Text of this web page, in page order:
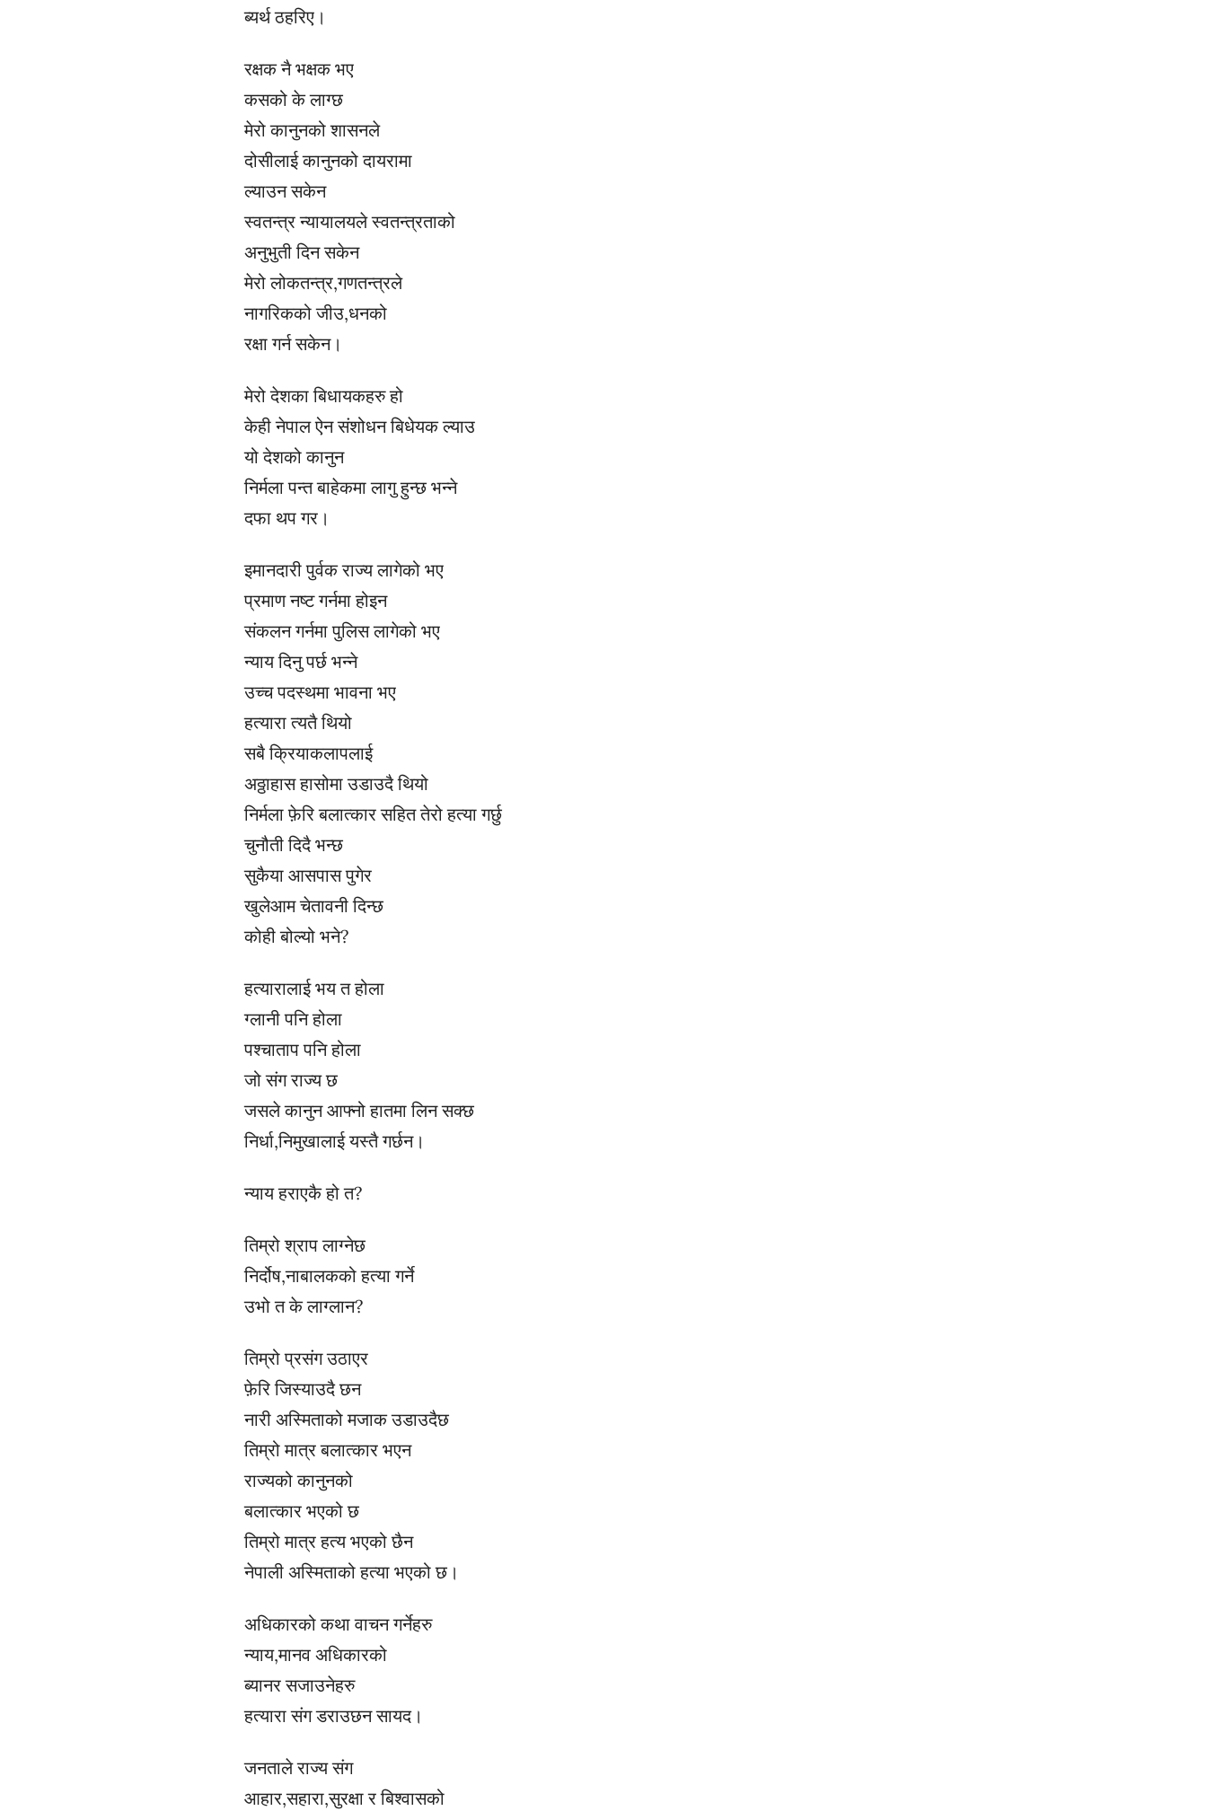
ब्यर्थ ठहरिए।
रक्षक नै भक्षक भए
कसको के लाग्छ
मेरो कानुनको शासनले
दोसीलाई कानुनको दायरामा
ल्याउन सकेन
स्वतन्त्र न्यायालयले स्वतन्त्रताको
अनुभुती दिन सकेन
मेरो लोकतन्त्र,गणतन्त्रले
नागरिकको जीउ,धनको
रक्षा गर्न सकेन।
मेरो देशका बिधायकहरु हो
केही नेपाल ऐन संशोधन बिधेयक ल्याउ
यो देशको कानुन
निर्मला पन्त बाहेकमा लागु हुन्छ भन्ने
दफा थप गर।
इमानदारी पुर्वक राज्य लागेको भए
प्रमाण नष्ट गर्नमा होइन
संकलन गर्नमा पुलिस लागेको भए
न्याय दिनु पर्छ भन्ने
उच्च पदस्थमा भावना भए
हत्यारा त्यतै थियो
सबै क्रियाकलापलाई
अठ्ठाहास हासोमा उडाउदै थियो
निर्मला फ़ेरि बलात्कार सहित तेरो हत्या गर्छु
चुनौती दिदै भन्छ
सुकैया आसपास पुगेर
खुलेआम चेतावनी दिन्छ
कोही बोल्यो भने?
हत्यारालाई भय त होला
ग्लानी पनि होला
पश्चाताप पनि होला
जो संग राज्य छ
जसले कानुन आफ्नो हातमा लिन सक्छ
निर्धा,निमुखालाई यस्तै गर्छन।
न्याय हराएकै हो त?
तिम्रो श्राप लाग्नेछ
निर्दोष,नाबालकको हत्या गर्ने
उभो त के लाग्लान?
तिम्रो प्रसंग उठाएर
फ़ेरि जिस्याउदै छन
नारी अस्मिताको मजाक उडाउदैछ
तिम्रो मात्र बलात्कार भएन
राज्यको कानुनको
बलात्कार भएको छ
तिम्रो मात्र हत्य भएको छैन
नेपाली अस्मिताको हत्या भएको छ।
अधिकारको कथा वाचन गर्नेहरु
न्याय,मानव अधिकारको
ब्यानर सजाउनेहरु
हत्यारा संग डराउछन सायद।
जनताले राज्य संग
आहार,सहारा,सुरक्षा र बिश्वासको